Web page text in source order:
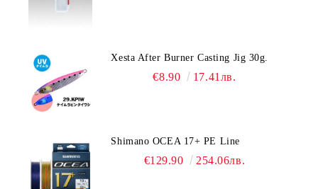
Xesta After Burner Casting Jig 30g.
€8.90 17.41лв.
Shimano OCEA 17+ PE Line
€129.90 254.06лв.